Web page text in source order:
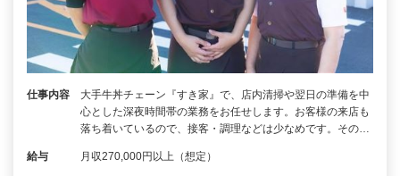
仕事内容
大手牛丼チェーン『すき家』で、店内清掃や翌日の準備を中
心とした深夜時間帯の業務をお任せします。お客様の来店も
落ち着いているので、接客・調理などは少なめです。その…
給与 月収270,000円以上（想定）